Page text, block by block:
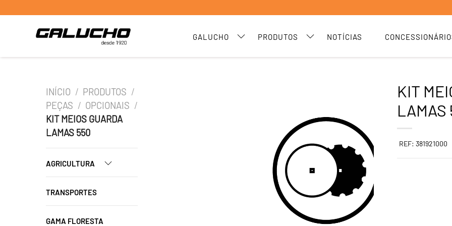
GALUCHO PRODUTOS NOTÍCIAS
INÍCIO / PRODUTOS /
PEÇAS / OPCIONAIS /
KIT MEIOS GUARDA
LAMAS 550
AGRICULTURA
TRANSPORTES
GAMA FLORESTA
KIT
LAMAS
REF: 381921000